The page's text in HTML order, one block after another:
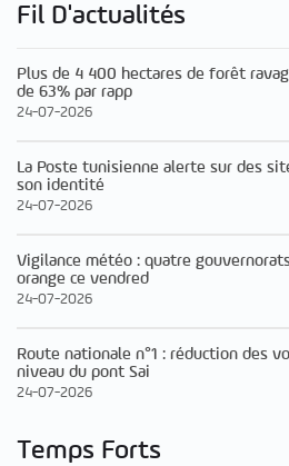
Fil D'actualités
Plus de 4 400 hectares de forêt
de 63% par rapp
24-07-2026
La Poste tunisienne alerte sur des
son identité
24-07-2026
Vigilance météo : quatre
orange ce vendred
24-07-2026
Route nationale n°1 : réduction des
niveau du pont Sai
24-07-2026
Temps Forts